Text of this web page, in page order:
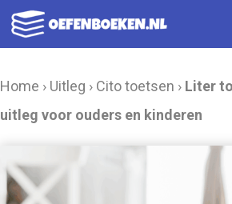
Ga
naar
Home › Uitleg › Cito toetsen › Liter
uitleg voor ouders en kinderen